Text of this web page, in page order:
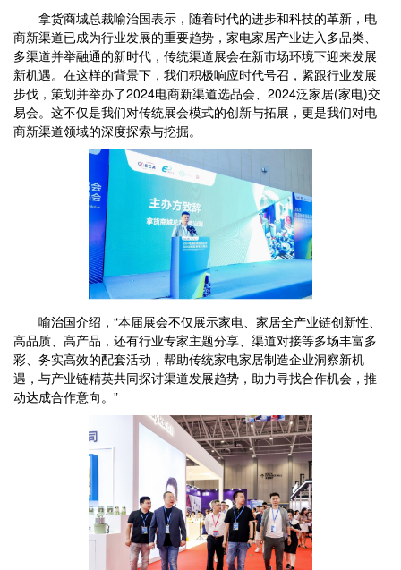
拿货商城总裁喻治国表示，随着时代的进步和科技的革新，电
商新渠道已成为行业发展的重要趋势，家电家居产业进入多品类、
多渠道并举融通的新时代，传统渠道展会在新市场环境下迎来发展
新机遇。在这样的背景下，我们积极响应时代号召，紧跟行业发展
步伐，策划并举办了2024电商新渠道选品会、2024泛家居(家电)交
易会。这不仅是我们对传统展会模式的创新与拓展，更是我们对电
商新渠道领域的深度探索与挖掘。
喻治国介绍，“本届展会不仅展示家电、家居全产业链创新性、
高品质、高产品，还有行业专家主题分享、渠道对接等多场丰富多
彩、务实高效的配套活动，帮助传统家电家居制造企业洞察新机
遇，与产业链精英共同探讨渠道发展趋势，助力寻找合作机会，推
动达成合作意向。”